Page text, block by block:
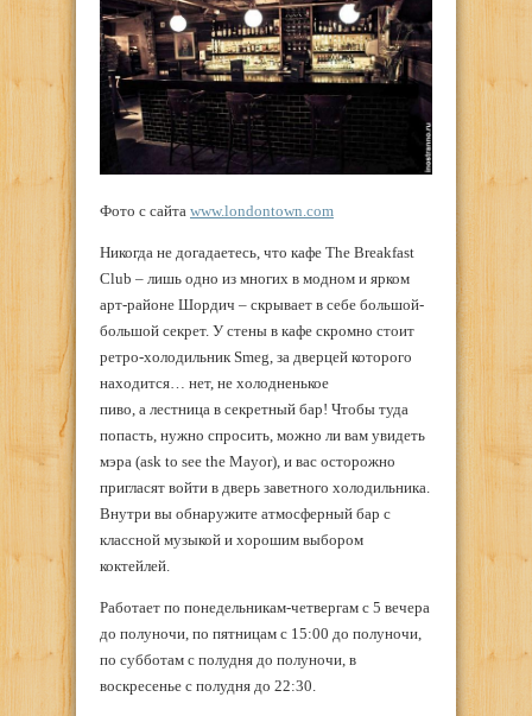
Фото с сайта www.londontown.com
Никогда не догадаетесь, что кафе The Breakfast
Club – лишь одно из многих в модном и ярком
арт-районе Шордич – скрывает в себе большой-
большой секрет. У стены в кафе скромно стоит
ретро-холодильник Smeg, за дверцей которого
находится… нет, не холодненькое
пиво, а лестница в секретный бар! Чтобы туда
попасть, нужно спросить, можно ли вам увидеть
мэра (ask to see the Mayor), и вас осторожно
пригласят войти в дверь заветного холодильника.
Внутри вы обнаружите атмосферный бар с
классной музыкой и хорошим выбором
коктейлей.
Работает по понедельникам-четвергам с 5 вечера
до полуночи, по пятницам с 15:00 до полуночи,
по субботам с полудня до полуночи, в
воскресенье с полудня до 22:30.